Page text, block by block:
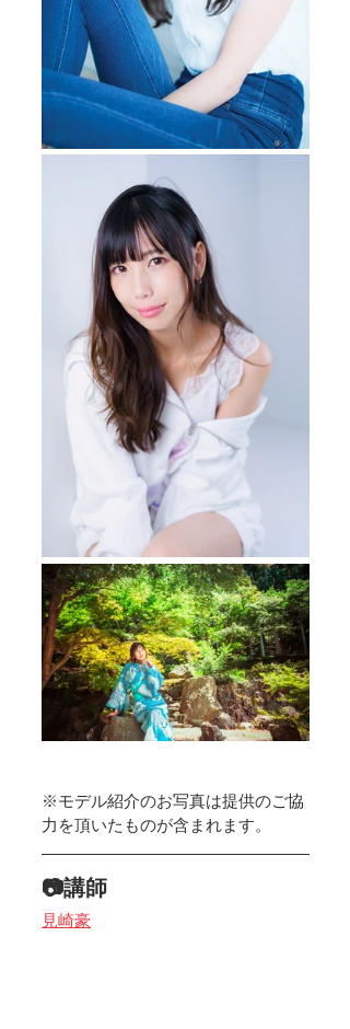
※モデル紹介のお写真は提供のご協
力を頂いたものが含まれます。
📷講師
見崎豪